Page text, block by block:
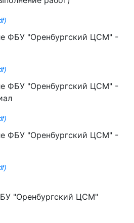
ФБУ "Оренбургский ЦСМ" -
ФБУ "Оренбургский ЦСМ" -
ФБУ "Оренбургский ЦСМ" -
"Оренбургский ЦСМ"